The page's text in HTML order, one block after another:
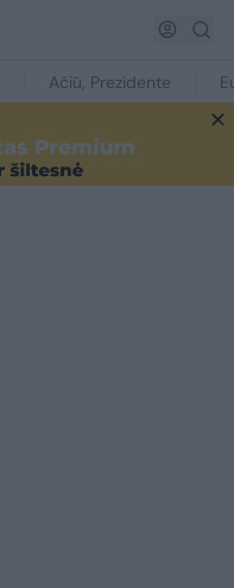
Ačiū, Prezidente